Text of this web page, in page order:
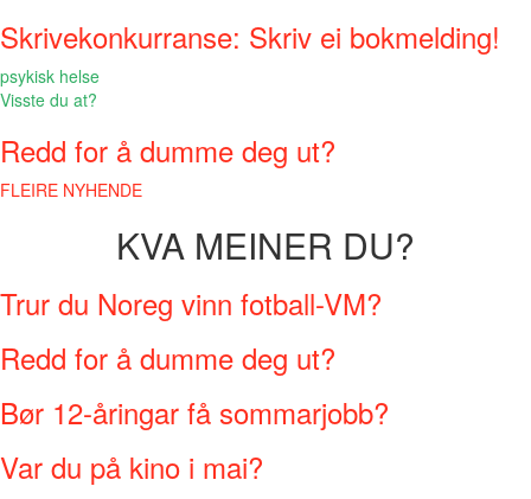
Skrivekonkurranse: Skriv ei bokmelding!
psykisk helse
Visste du at?
Redd for å dumme deg ut?
FLEIRE NYHENDE
KVA MEINER DU?
Trur du Noreg vinn fotball-VM?
Redd for å dumme deg ut?
Bør 12-åringar få sommarjobb?
Var du på kino i mai?